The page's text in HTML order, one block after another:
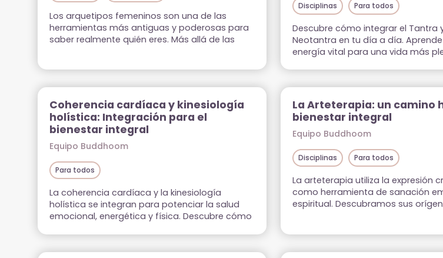
Los arquetipos femeninos son una de las
herramientas más antiguas y poderosas para
saber realmente quién eres. Más allá de las
llamados arquetipos de las diosas, los
arquetipos son patrones universales que
residen en nuestro inconsciente […]
Disciplinas Para todos
Descubre cómo integrar el Tantra
Neotantra en tu día a día.
energía vital para una vida más
Coherencia cardíaca y kinesiología
holística: Integración para el
bienestar integral
Equipo Buddhoom
Para todos
La coherencia cardíaca y la kinesiología
holística se integran para potenciar la salud
emocional, energética y física. Descubre cómo
La Arteterapia: un camino
bienestar integral
Equipo Buddhoom
Disciplinas Para todos
La arteterapia utiliza la expresión
como herramienta de sanación
espiritual. Descubramos sus